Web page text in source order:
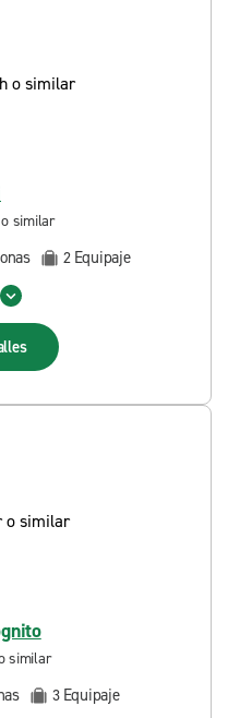
similar
2 Equipaje
similar
3 Equipaje